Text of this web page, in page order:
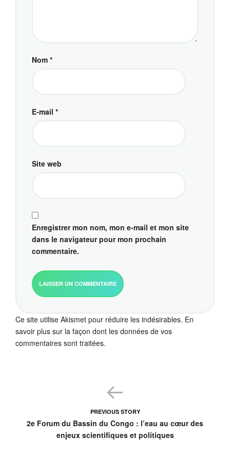
Nom *
E-mail *
Site web
Enregistrer mon nom, mon e-mail et mon site
dans le navigateur pour mon prochain
commentaire.
Ce site utilise Akismet pour réduire les indésirables. En
savoir plus sur la façon dont les données de vos
commentaires sont traitées.
PREVIOUS STORY
2e Forum du Bassin du Congo : l’eau au cœur des
enjeux scientifiques et politiques